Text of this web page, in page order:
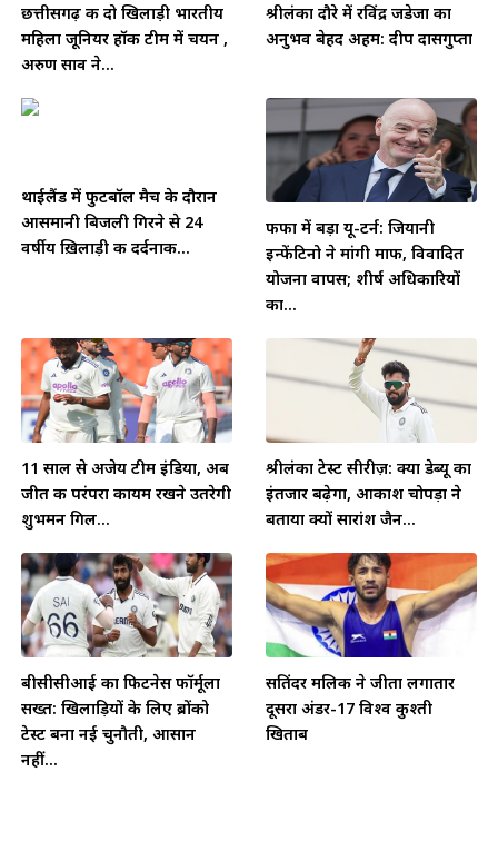
छत्तीसगढ़ की दो खिलाड़ी भारतीय
महिला जूनियर हॉकी टीम में चयन ,
अरुण साव ने...
श्रीलंका दौरे में रविंद्र जडेजा का
अनुभव बेहद अहम: दीप दासगुप्ता
थाईलैंड में फुटबॉल मैच के दौरान
आसमानी बिजली गिरने से 24
वर्षीय ख़िलाड़ी की दर्दनाक...
फीफा में बड़ा यू-टर्न: जियानी
इन्फेंटिनो ने मांगी माफी, विवादित
योजना वापस; शीर्ष अधिकारियों
का...
11 साल से अजेय टीम इंडिया, अब
जीत की परंपरा कायम रखने उतरेगी
शुभमन गिल...
श्रीलंका टेस्ट सीरीज़: क्या डेब्यू का
इंतजार बढ़ेगा, आकाश चोपड़ा ने
बताया क्यों सारांश जैन...
बीसीसीआई का फिटनेस फॉर्मूला
सख्त: खिलाड़ियों के लिए ब्रोंको
टेस्ट बना नई चुनौती, आसान
नहीं...
सतिंदर मलिक ने जीता लगातार
दूसरा अंडर-17 विश्व कुश्ती
खिताब